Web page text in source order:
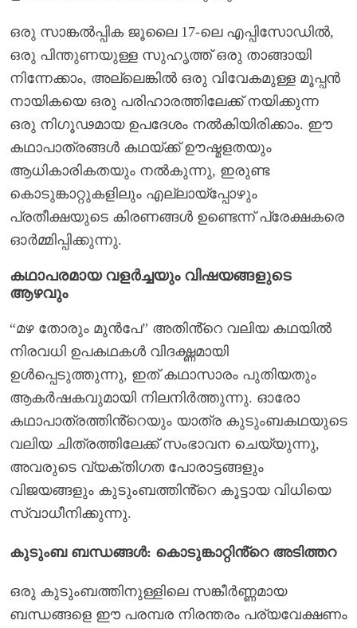
ഒരു സാങ്കൽപ്പിക ജൂലൈ 17-ലെ എപ്പിസോഡിൽ,
ഒരു പിന്തുണയുള്ള സുഹൃത്ത് ഒരു താങ്ങായി
നിന്നേക്കാം, അല്ലെങ്കിൽ ഒരു വിവേകമുള്ള മൂപ്പൻ
നായികയെ ഒരു പരിഹാരത്തിലേക്ക് നയിക്കുന്ന
ഒരു നിഗൂഢമായ ഉപദേശം നൽകിയിരിക്കാം. ഈ
കഥാപാത്രങ്ങൾ കഥയ്ക്ക് ഊഷ്മളതയും
ആധികാരികതയും നൽകുന്നു, ഇരുണ്ട
കൊടുങ്കാറ്റുകളിലും എല്ലായ്പ്പോഴും
പ്രതീക്ഷയുടെ കിരണങ്ങൾ ഉണ്ടെന്ന് പ്രേക്ഷകരെ
ഓർമ്മിപ്പിക്കുന്നു.
കഥാപരമായ വളർച്ചയും വിഷയങ്ങളുടെ
ആഴവും
“മഴ തോരും മുൻപേ” അതിൻ്റെ വലിയ കഥയിൽ
നിരവധി ഉപകഥകൾ വിദഗ്ദ്ധമായി
ഉൾപ്പെടുത്തുന്നു, ഇത് കഥാസാരം പുതിയതും
ആകർഷകവുമായി നിലനിർത്തുന്നു. ഓരോ
കഥാപാത്രത്തിൻ്റെയും യാത്ര കുടുംബകഥയുടെ
വലിയ ചിത്രത്തിലേക്ക് സംഭാവന ചെയ്യുന്നു,
അവരുടെ വ്യക്തിഗത പോരാട്ടങ്ങളും
വിജയങ്ങളും കുടുംബത്തിൻ്റെ കൂട്ടായ വിധിയെ
സ്വാധീനിക്കുന്നു.
കുടുംബ ബന്ധങ്ങൾ: കൊടുങ്കാറ്റിൻ്റെ അടിത്തറ
ഒരു കുടുംബത്തിനുള്ളിലെ സങ്കീർണ്ണമായ
ബന്ധങ്ങളെ ഈ പരമ്പര നിരന്തരം പര്യവേക്ഷണം